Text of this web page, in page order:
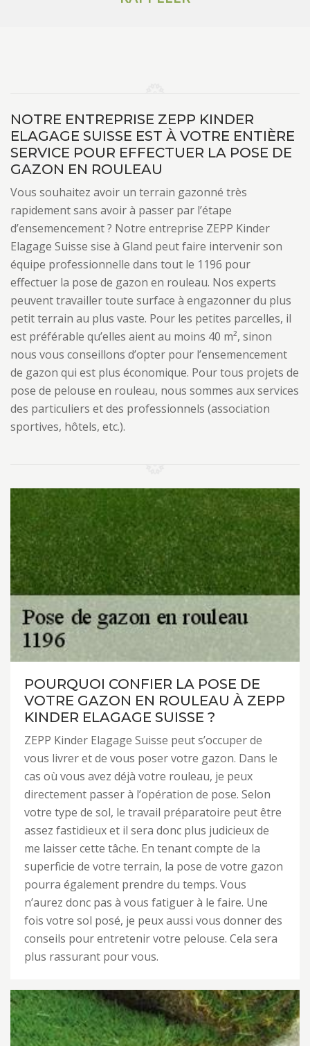
NOTRE ENTREPRISE ZEPP KINDER
ELAGAGE SUISSE EST À VOTRE ENTIÈRE
SERVICE POUR EFFECTUER LA POSE DE
GAZON EN ROULEAU
Vous souhaitez avoir un terrain gazonné très
rapidement sans avoir à passer par l’étape
d’ensemencement ? Notre entreprise ZEPP Kinder
Elagage Suisse sise à Gland peut faire intervenir son
équipe professionnelle dans tout le 1196 pour
effectuer la pose de gazon en rouleau. Nos experts
peuvent travailler toute surface à engazonner du plus
petit terrain au plus vaste. Pour les petites parcelles, il
est préférable qu’elles aient au moins 40 m², sinon
nous vous conseillons d’opter pour l’ensemencement
de gazon qui est plus économique. Pour tous projets de
pose de pelouse en rouleau, nous sommes aux services
des particuliers et des professionnels (association
sportives, hôtels, etc.).
POURQUOI CONFIER LA POSE DE
VOTRE GAZON EN ROULEAU À ZEPP
KINDER ELAGAGE SUISSE ?
ZEPP Kinder Elagage Suisse peut s’occuper de
vous livrer et de vous poser votre gazon. Dans le
cas où vous avez déjà votre rouleau, je peux
directement passer à l’opération de pose. Selon
votre type de sol, le travail préparatoire peut être
assez fastidieux et il sera donc plus judicieux de
me laisser cette tâche. En tenant compte de la
superficie de votre terrain, la pose de votre gazon
pourra également prendre du temps. Vous
n’aurez donc pas à vous fatiguer à le faire. Une
fois votre sol posé, je peux aussi vous donner des
conseils pour entretenir votre pelouse. Cela sera
plus rassurant pour vous.